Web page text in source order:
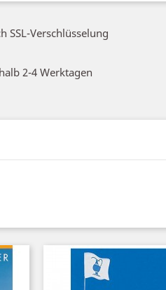
SSL-Verschlüsselung
2-4 Werktagen